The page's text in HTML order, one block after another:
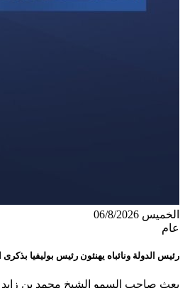
الخميس 06/8/2026
عام
رئيس الدولة ونائباه يهنئون رئيس بوليفيا بذكرى
بعث صاحب السمو الشيخ محمد بن زايد